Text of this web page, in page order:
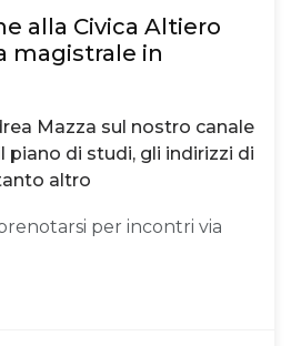
alla Civica Altiero
magistrale in
Mazza sul nostro canale
piano di studi, gli indirizzi di
altro
per incontri via